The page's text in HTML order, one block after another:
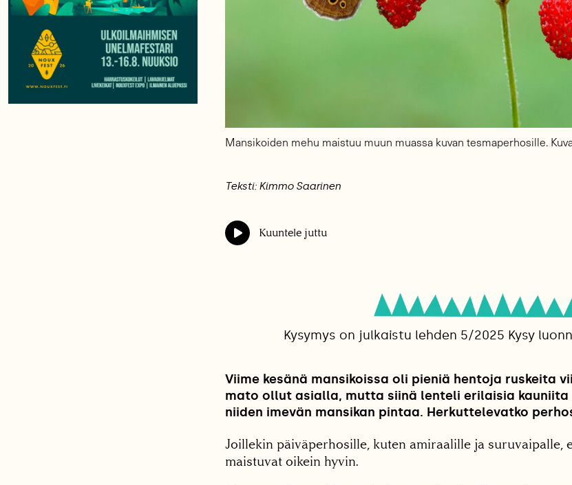
Mansikoiden mehu maistuu muun muassa kuvan tesmaperhosille.
Teksti: Kimmo Saarinen
Kuuntele juttu
Kysymys on julkaistu lehden 5/2025 Kysy
Viime kesänä mansikoissa oli pieniä hentoja ruskeita
mato ollut asialla, mutta siinä lenteli erilaisia kauniita
niiden imevän mansikan pintaa. Herkuttelevatko
Joillekin päiväperhosille, kuten amiraalille ja suruvaipalle,
maistuvat oikein hyvin.